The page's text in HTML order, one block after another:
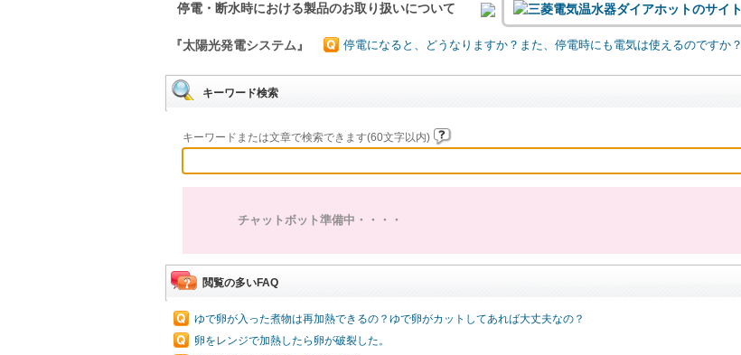
停電・断水時における製品のお取り扱いについて
『太陽光発電システム』 停電になると、どうなりますか？また、停電時にも電気は使えるのですか？
キーワード検索
キーワードまたは文章で検索できます(60文字以内)
チャットボット準備中・・・・
閲覧の多いFAQ
ゆで卵が入った煮物は再加熱できるの？ゆで卵がカットしてあれば大丈夫なの？
卵をレンジで加熱したら卵が破裂した。